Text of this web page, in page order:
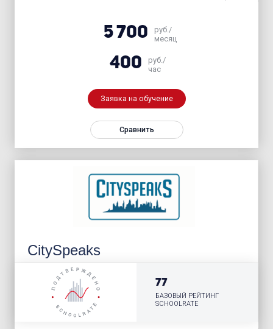
5 700
руб./
месяц
400
руб./
час
Заявка на обучение
Сравнить
CitySpeaks
77
БАЗОВЫЙ РЕЙТИНГ
SCHOOLRATE